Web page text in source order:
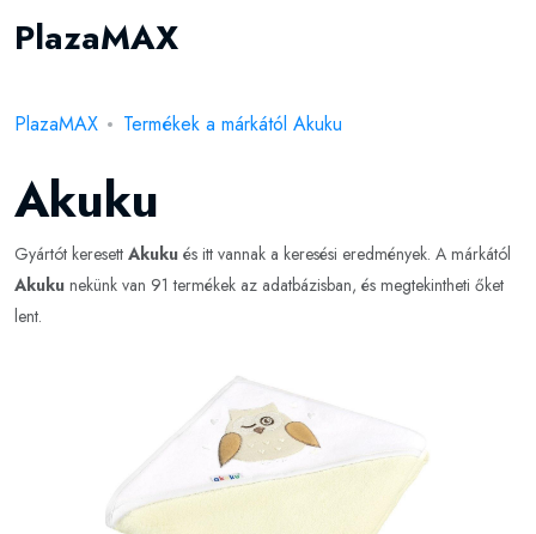
PlazaMAX
PlazaMAX Termékek a márkától Akuku
Akuku
Gyártót keresett Akuku és itt vannak a keresési eredmények. A márkától
Akuku nekünk van 91 termékek az adatbázisban, és megtekintheti őket
lent.